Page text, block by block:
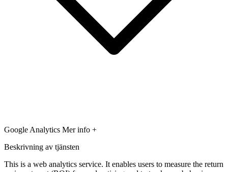
Google Analytics Mer info +
Beskrivning av tjänsten
This is a web analytics service. It enables users to measure the return